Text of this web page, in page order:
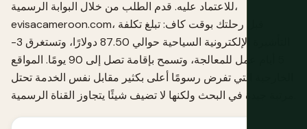
للاعتماد عليه. قدم الطلب من خلال البوابة الرسمية،
evisacameroon.com، قبل رحلتك بوقت كاف: تبلغ تكلفة
التأشيرة الإلكترونية السياحية حوالي 87.50 دولارًا، وتستغرق 3-
5 أيام عمل للمعالجة، وتسمح بإقامة تصل إلى 90 يومًا. المواقع
الخارجية التي تفرض رسومًا أعلى بكثير مقابل نفس الخدمة تحتل